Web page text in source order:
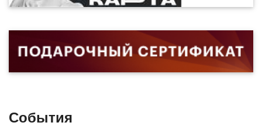
События